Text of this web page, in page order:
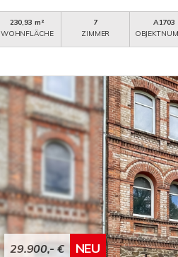
230,93 m²
WOHNFLÄCHE
7
ZIMMER
A1703
29.900,- € NEU